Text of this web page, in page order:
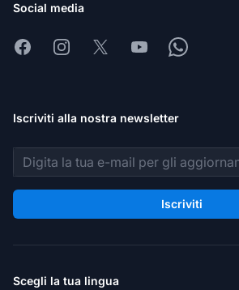
Social media
FacebookInstagram
X YoutubeWhatsapp
Iscriviti alla nostra newsletter
Indirizzo email
Iscriviti
Scegli la tua lingua